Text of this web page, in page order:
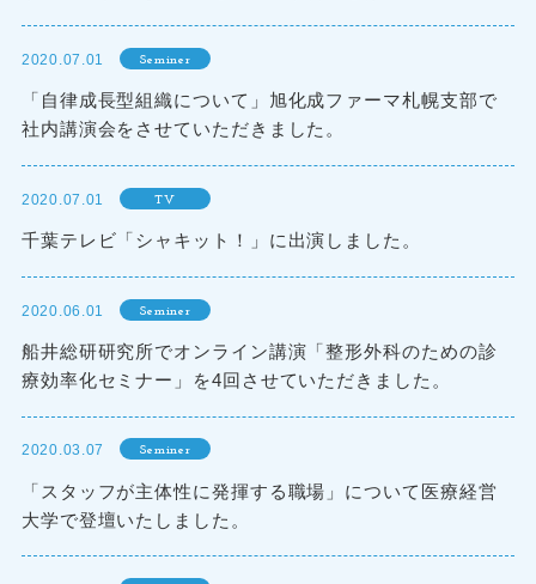
2020.07.01 Seminer
「自律成長型組織について」旭化成ファーマ札幌支部で
社内講演会をさせていただきました。
2020.07.01 TV
千葉テレビ「シャキット！」に出演しました。
2020.06.01 Seminer
船井総研研究所でオンライン講演「整形外科のための診
療効率化セミナー」を4回させていただきました。
2020.03.07 Seminer
「スタッフが主体性に発揮する職場」について医療経営
大学で登壇いたしました。